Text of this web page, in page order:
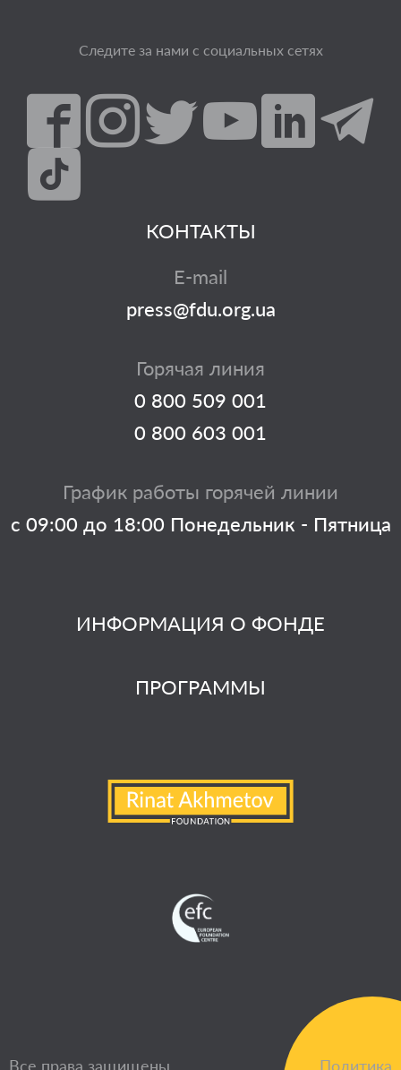
Следите за нами с социальных сетях
ИНФОРМАЦИЯ О ФОНДЕ
ПРОГРАММЫ
КОНТАКТЫ
E-mail
press@fdu.org.ua
Горячая линия
0 800 509 001
0 800 603 001
График работы горячей линии
с 09:00 до 18:00 Понедельник - Пятница
Все права защищены Политика